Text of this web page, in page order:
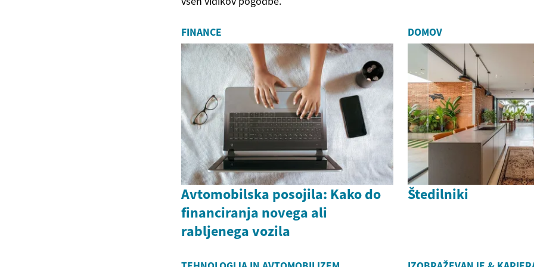
FINANCE
Avtomobilska posojila: Kako do
financiranja novega ali
rabljenega vozila
DOMOV
Štedilniki